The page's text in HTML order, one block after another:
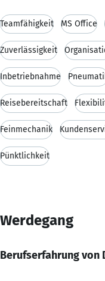
Teamfähigkeit MS Office
Zuverlässigkeit
Inbetriebnahme
Reisebereitschaft
Feinmechanik
Pünktlichkeit
Werdegang
Berufserfahrung von